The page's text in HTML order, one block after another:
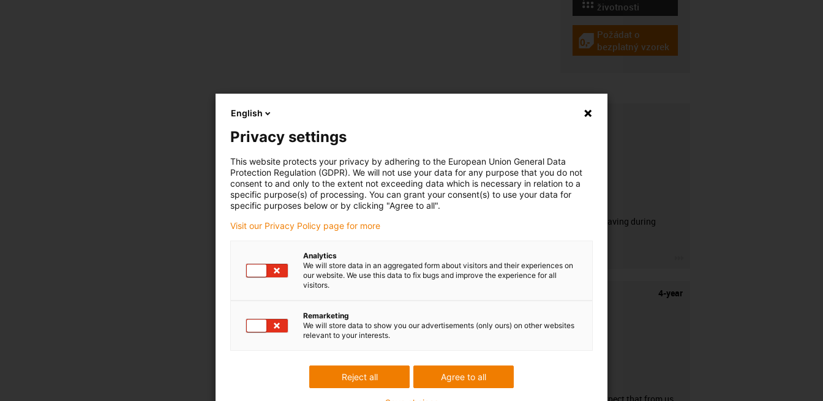
igus-icon-lebensdauerrechner
životnosti
igus-icon-gratismuster
Požádat o
bezplatný vzorek
50% time saving during
4-year
English
Privacy settings
This website protects your privacy by adhering to the European Union General Data
Protection Regulation (GDPR). We will not use your data for any purpose that you do not
consent to and only to the extent not exceeding data which is necessary in relation to a
specific purpose(s) of processing. You can grant your consent(s) to use your data for
specific purposes below or by clicking "Agree to all".
Visit our Privacy Policy page for more
Analytics
We will store data in an aggregated form about visitors and their experiences on
our website. We use this data to fix bugs and improve the experience for all
visitors.
Remarketing
We will store data to show you our advertisements (only ours) on other websites
relevant to your interests.
Agree to all
Reject all